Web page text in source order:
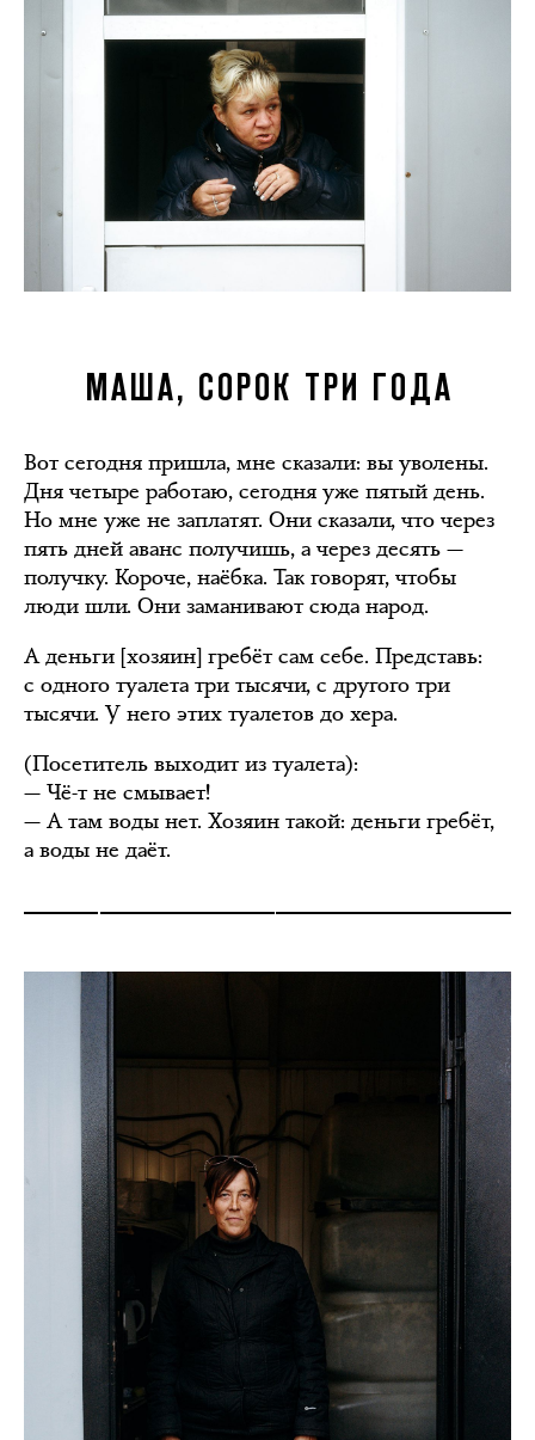
МАША, СОРОК ТРИ ГОДА
Вот сегодня пришла, мне сказали: вы уволены.
Дня четыре работаю, сегодня уже пятый день.
Но мне уже не заплатят. Они сказали, что через
пять дней аванс получишь, а через десять —
получку. Короче, наёбка. Так говорят, чтобы
люди шли. Они заманивают сюда народ.
А деньги [хозяин] гребёт сам себе. Представь:
с одного туалета три тысячи, с другого три
тысячи. У него этих туалетов до хера.
(Посетитель выходит из туалета):
— Чё-т не смывает!
— А там воды нет. Хозяин такой: деньги гребёт,
а воды не даёт.